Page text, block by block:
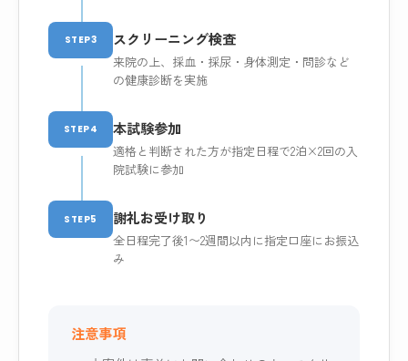
STEP3 スクリーニング検査
来院の上、採血・採尿・身体測定・問診など
の健康診断を実施
STEP4 本試験参加
適格と判断された方が指定日程で2泊×2回の入
院試験に参加
STEP5 謝礼お受け取り
全日程完了後1〜2週間以内に指定口座にお振込
み
注意事項